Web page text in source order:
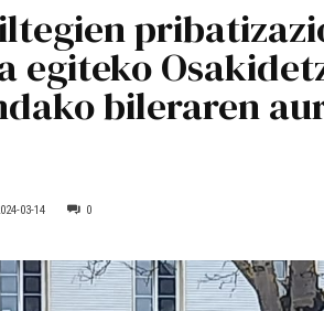
egiteko
bileraren
03-14 0